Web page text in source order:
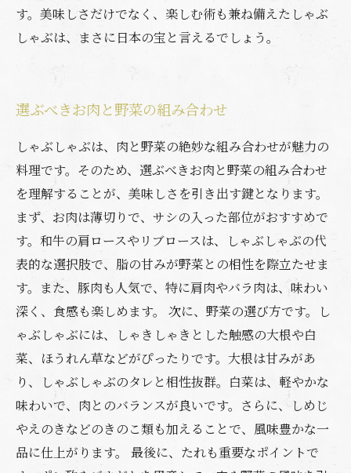
す。美味しさだけでなく、楽しむ術も兼ね備えたしゃぶ
しゃぶは、まさに日本の宝と言えるでしょう。
選ぶべきお肉と野菜の組み合わせ
しゃぶしゃぶは、肉と野菜の絶妙な組み合わせが魅力の
料理です。そのため、選ぶべきお肉と野菜の組み合わせ
を理解することが、美味しさを引き出す鍵となります。
まず、お肉は薄切りで、サシの入った部位がおすすめで
す。和牛の肩ロースやリブロースは、しゃぶしゃぶの代
表的な選択肢で、脂の甘みが野菜との相性を際立たせま
す。また、豚肉も人気で、特に肩肉やバラ肉は、味わい
深く、食感も楽しめます。 次に、野菜の選び方です。し
ゃぶしゃぶには、しゃきしゃきとした触感の大根や白
菜、ほうれん草などがぴったりです。大根は甘みがあ
り、しゃぶしゃぶのタレと相性抜群。白菜は、軽やかな
味わいで、肉とのバランスが良いです。さらに、しめじ
やえのきなどのきのこ類も加えることで、風味豊かな一
品に仕上がります。 最後に、たれも重要なポイントで